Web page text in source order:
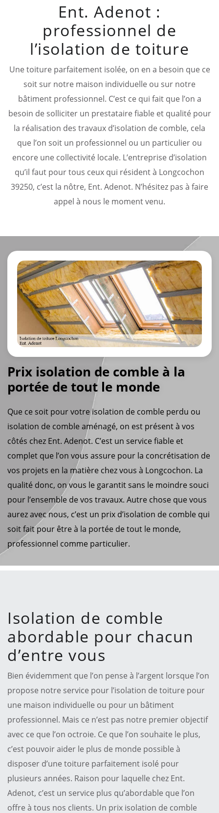
Ent. Adenot :
professionnel de
l’isolation de toiture
Une toiture parfaitement isolée, on en a besoin que ce
soit sur notre maison individuelle ou sur notre
bâtiment professionnel. C’est ce qui fait que l’on a
besoin de solliciter un prestataire fiable et qualité pour
la réalisation des travaux d’isolation de comble, cela
que l’on soit un professionnel ou un particulier ou
encore une collectivité locale. L’entreprise d’isolation
qu’il faut pour tous ceux qui résident à Longcochon
39250, c’est la nôtre, Ent. Adenot. N’hésitez pas à faire
appel à nous le moment venu.
Prix isolation de comble à la
portée de tout le monde
Que ce soit pour votre isolation de comble perdu ou
isolation de comble aménagé, on est présent à vos
côtés chez Ent. Adenot. C’est un service fiable et
complet que l’on vous assure pour la concrétisation de
vos projets en la matière chez vous à Longcochon. La
qualité donc, on vous le garantit sans le moindre souci
pour l’ensemble de vos travaux. Autre chose que vous
aurez avec nous, c’est un prix d’isolation de comble qui
soit fait pour être à la portée de tout le monde,
professionnel comme particulier.
Isolation de comble
abordable pour chacun
d’entre vous
Bien évidemment que l’on pense à l’argent lorsque l’on
propose notre service pour l’isolation de toiture pour
une maison individuelle ou pour un bâtiment
professionnel. Mais ce n’est pas notre premier objectif
avec ce que l’on octroie. Ce que l’on souhaite le plus,
c’est pouvoir aider le plus de monde possible à
disposer d’une toiture parfaitement isolé pour
plusieurs années. Raison pour laquelle chez Ent.
Adenot, c’est un service plus qu’abordable que l’on
offre à tous nos clients. Un prix isolation de comble